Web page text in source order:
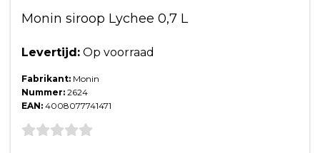
Monin siroop Lychee 0,7 L
Levertijd: Op voorraad
Fabrikant: Monin
Nummer: 2624
EAN: 4008077741471